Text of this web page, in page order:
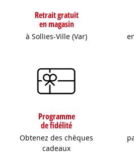
Retrait gratuit
en magasin
à Sollies-Ville (Var)
Programme
de fidélité
Obtenez des chèques
cadeaux